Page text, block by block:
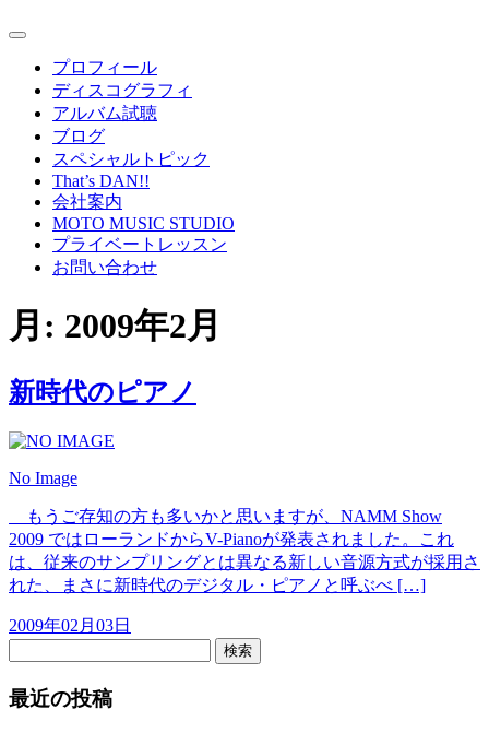
プロフィール
ディスコグラフィ
アルバム試聴
ブログ
スペシャルトピック
That’s DAN!!
会社案内
MOTO MUSIC STUDIO
プライベートレッスン
お問い合わせ
月: 2009年2月
新時代のピアノ
No Image
もうご存知の方も多いかと思いますが、NAMM Show
2009 ではローランドからV-Pianoが発表されました。これ
は、従来のサンプリングとは異なる新しい音源方式が採用さ
れた、まさに新時代のデジタル・ピアノと呼ぶべ […]
2009年02月03日
検索
最近の投稿